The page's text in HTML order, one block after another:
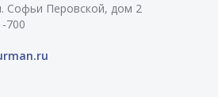
Софьи Перовской, дом 2
700